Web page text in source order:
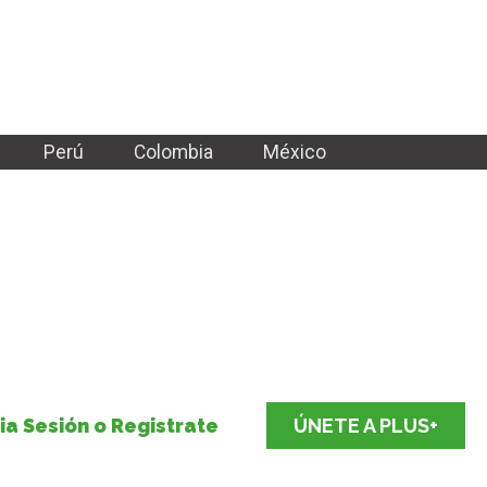
Perú Colombia México
Sesión o Registrate ÚNETE A PLUS+